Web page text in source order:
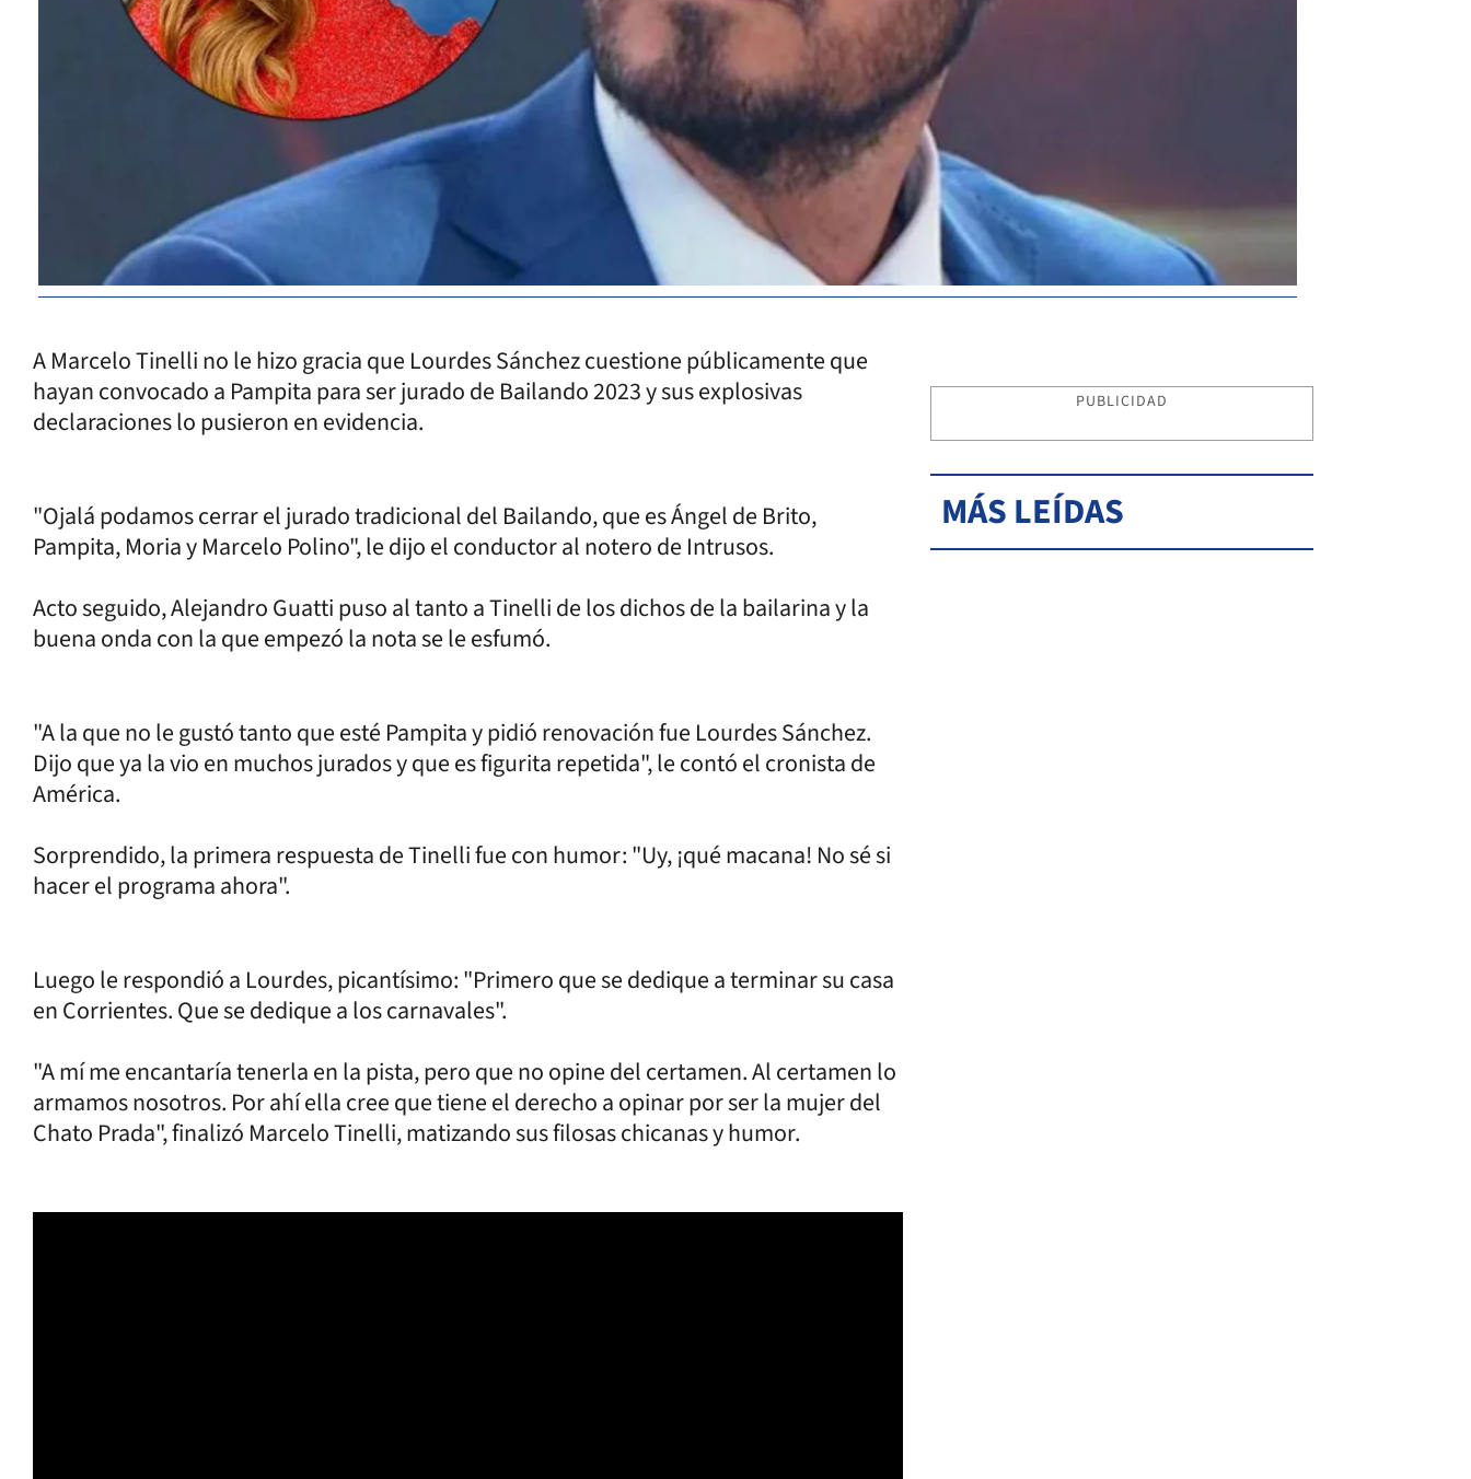
A Marcelo Tinelli no le hizo gracia que Lourdes Sánchez cuestione públicamente que
hayan convocado a Pampita para ser jurado de Bailando 2023 y sus explosivas
declaraciones lo pusieron en evidencia.
"Ojalá podamos cerrar el jurado tradicional del Bailando, que es Ángel de Brito,
Pampita, Moria y Marcelo Polino", le dijo el conductor al notero de Intrusos.
Acto seguido, Alejandro Guatti puso al tanto a Tinelli de los dichos de la bailarina y la
buena onda con la que empezó la nota se le esfumó.
"A la que no le gustó tanto que esté Pampita y pidió renovación fue Lourdes Sánchez.
Dijo que ya la vio en muchos jurados y que es figurita repetida", le contó el cronista de
América.
Sorprendido, la primera respuesta de Tinelli fue con humor: "Uy, ¡qué macana! No sé si
hacer el programa ahora".
Luego le respondió a Lourdes, picantísimo: "Primero que se dedique a terminar su casa
en Corrientes. Que se dedique a los carnavales".
"A mí me encantaría tenerla en la pista, pero que no opine del certamen. Al certamen lo
armamos nosotros. Por ahí ella cree que tiene el derecho a opinar por ser la mujer del
Chato Prada", finalizó Marcelo Tinelli, matizando sus filosas chicanas y humor.
PUBLICIDAD
MÁS LEÍDAS